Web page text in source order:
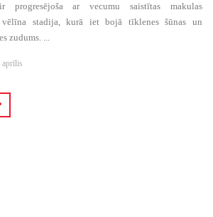
progresējoša ar vecumu saistītas makulas
vēlīna stadija, kurā iet bojā tīklenes šūnas un
zudums. ...
aprīlis